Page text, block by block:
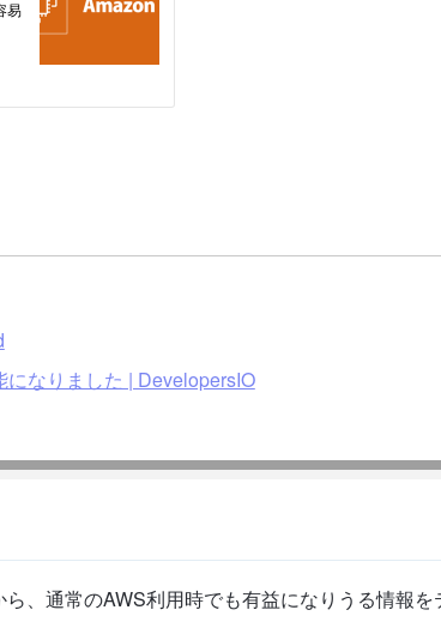
なりました | DevelopersIO
、通常のAWS利用時でも有益になりうる情報